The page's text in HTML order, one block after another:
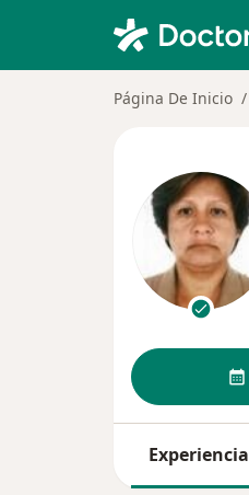
Página De Inicio
Experiencia